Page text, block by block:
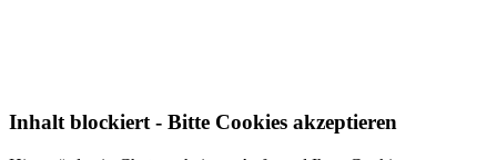
Inhalt blockiert - Bitte Cookies akzeptieren